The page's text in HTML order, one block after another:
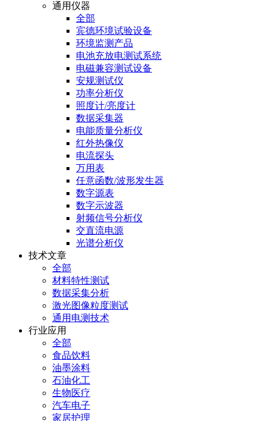
通用仪器
全部
宾德环境试验设备
环境监测产品
电池充放电测试系统
电磁兼容测试设备
安规测试仪
功率分析仪
照度计/亮度计
数据采集器
电能质量分析仪
红外热像仪
电流探头
万用表
任意函数/波形发生器
数字源表
数字示波器
射频信号分析仪
交直流电源
光谱分析仪
技术文章
全部
材料特性测试
数据采集分析
激光图像粒度测试
通用电测技术
行业应用
全部
食品饮料
油墨涂料
石油化工
生物医疗
汽车电子
家居护理